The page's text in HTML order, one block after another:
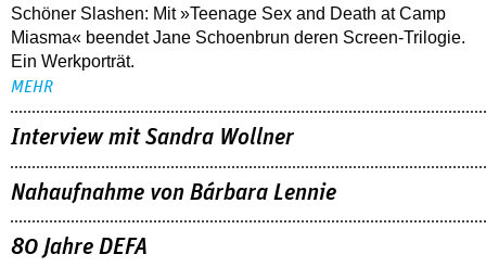
Schöner Slashen: Mit »Teenage Sex and Death at Camp
Miasma« beendet Jane Schoenbrun deren Screen-Trilogie.
Ein Werkporträt.
MEHR
Interview mit Sandra Wollner
Nahaufnahme von Bárbara Lennie
80 Jahre DEFA